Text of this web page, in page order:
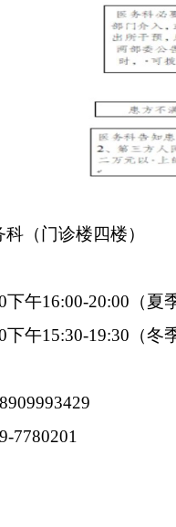
（门诊楼四楼）
下午16:00-20:00 （夏
下午15:30-19:30 （冬
7780201